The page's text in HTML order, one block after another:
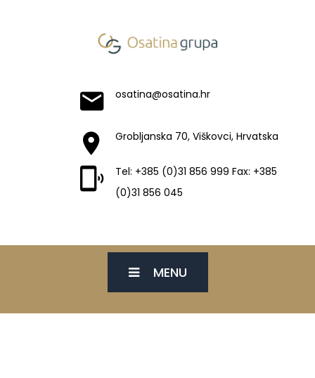
osatina@osatina.hr
Grobljanska 70, Viškovci, Hrvatska
Tel: +385 (0)31 856 999 Fax: +385
(0)31 856 045
MENU